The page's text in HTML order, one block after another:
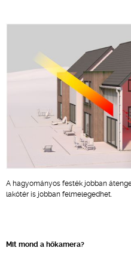
A hagyományos festék jobban
lakótér is jobban felmelegedhet.
Mit mond a hőkamera?